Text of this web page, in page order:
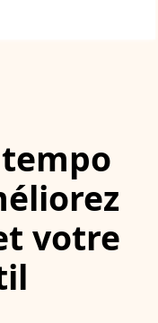
votre